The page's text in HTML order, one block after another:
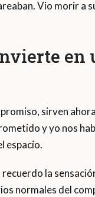
Vio morir a
en
sirven
y yo nos
espacio.
la
normales del